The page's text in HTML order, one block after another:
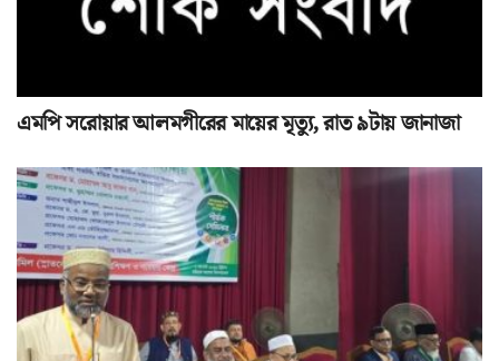
এমপি সরোয়ার আলমগীরের মায়ের মৃত্যু, রাত ৯টায় জানাজা